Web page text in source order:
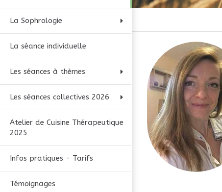
La Sophrologie
La séance individuelle
Les séances à thèmes
Les séances collectives 2026
Atelier de Cuisine Thérapeutique
2025
Infos pratiques - Tarifs
Témoignages